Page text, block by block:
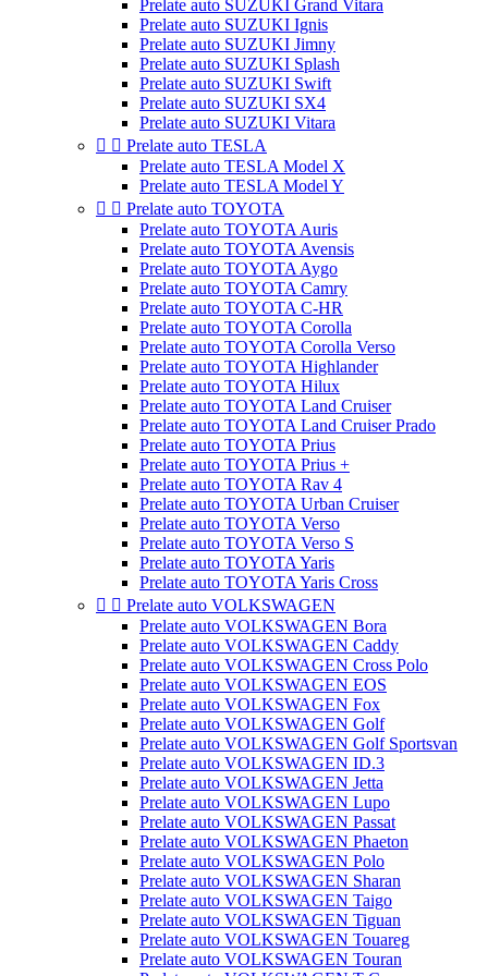
Prelate auto SUZUKI Grand Vitara
Prelate auto SUZUKI Ignis
Prelate auto SUZUKI Jimny
Prelate auto SUZUKI Splash
Prelate auto SUZUKI Swift
Prelate auto SUZUKI SX4
Prelate auto SUZUKI Vitara
  Prelate auto TESLA
Prelate auto TESLA Model X
Prelate auto TESLA Model Y
  Prelate auto TOYOTA
Prelate auto TOYOTA Auris
Prelate auto TOYOTA Avensis
Prelate auto TOYOTA Aygo
Prelate auto TOYOTA Camry
Prelate auto TOYOTA C-HR
Prelate auto TOYOTA Corolla
Prelate auto TOYOTA Corolla Verso
Prelate auto TOYOTA Highlander
Prelate auto TOYOTA Hilux
Prelate auto TOYOTA Land Cruiser
Prelate auto TOYOTA Land Cruiser Prado
Prelate auto TOYOTA Prius
Prelate auto TOYOTA Prius +
Prelate auto TOYOTA Rav 4
Prelate auto TOYOTA Urban Cruiser
Prelate auto TOYOTA Verso
Prelate auto TOYOTA Verso S
Prelate auto TOYOTA Yaris
Prelate auto TOYOTA Yaris Cross
  Prelate auto VOLKSWAGEN
Prelate auto VOLKSWAGEN Bora
Prelate auto VOLKSWAGEN Caddy
Prelate auto VOLKSWAGEN Cross Polo
Prelate auto VOLKSWAGEN EOS
Prelate auto VOLKSWAGEN Fox
Prelate auto VOLKSWAGEN Golf
Prelate auto VOLKSWAGEN Golf Sportsvan
Prelate auto VOLKSWAGEN ID.3
Prelate auto VOLKSWAGEN Jetta
Prelate auto VOLKSWAGEN Lupo
Prelate auto VOLKSWAGEN Passat
Prelate auto VOLKSWAGEN Phaeton
Prelate auto VOLKSWAGEN Polo
Prelate auto VOLKSWAGEN Sharan
Prelate auto VOLKSWAGEN Taigo
Prelate auto VOLKSWAGEN Tiguan
Prelate auto VOLKSWAGEN Touareg
Prelate auto VOLKSWAGEN Touran